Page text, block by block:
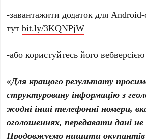
-завантажити додаток для
тутbit.ly/3KQNPjW
-або користуйтесь його
«Для кращого результату
структуровану інформацію з
жодні інші телефонні номери,
оголошеннях, передавати дані
Продовжуємо нищити окупантів